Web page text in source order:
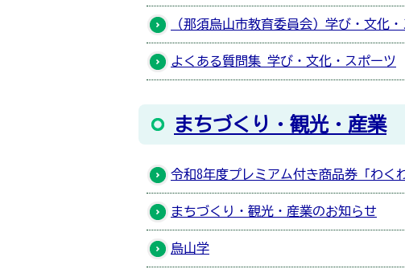
（那須烏山市教育委員会）学び・文化
よくある質問集 学び・文化・スポーツ
まちづくり・観光・産業
令和8年度プレミアム付き商品券「わく
まちづくり・観光・産業のお知らせ
烏山学